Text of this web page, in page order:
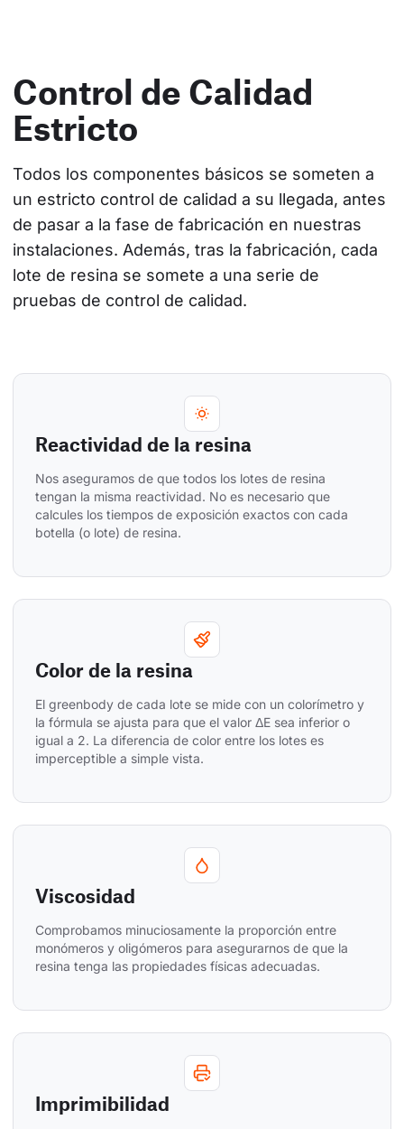
Control de Calidad
Estricto
Todos los componentes básicos se someten a
un estricto control de calidad a su llegada, antes
de pasar a la fase de fabricación en nuestras
instalaciones. Además, tras la fabricación, cada
lote de resina se somete a una serie de
pruebas de control de calidad.
Reactividad de la resina
Nos aseguramos de que todos los lotes de resina
tengan la misma reactividad. No es necesario que
calcules los tiempos de exposición exactos con cada
botella (o lote) de resina.
Color de la resina
El greenbody de cada lote se mide con un colorímetro y
la fórmula se ajusta para que el valor ΔE sea inferior o
igual a 2. La diferencia de color entre los lotes es
imperceptible a simple vista.
Viscosidad
Comprobamos minuciosamente la proporción entre
monómeros y oligómeros para asegurarnos de que la
resina tenga las propiedades físicas adecuadas.
Imprimibilidad